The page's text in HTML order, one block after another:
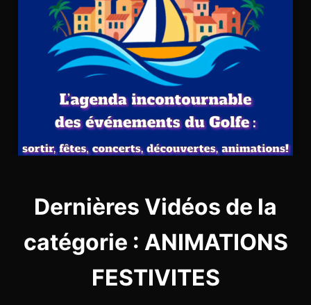
Dernières Vidéos de la
catégorie : ANIMATIONS
FESTIVITES